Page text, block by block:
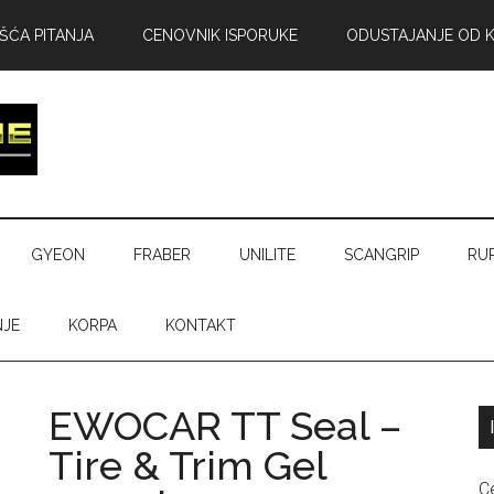
PITANJA CENOVNIK ISPORUKE ODUSTAJANJE OD
GYEON FRABER UNILITE SCANGRIP
KORPA KONTAKT
EWOCAR TT Seal –
Tire & Trim Gel